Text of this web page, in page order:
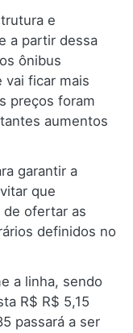
e
a partir dessa
ônibus
vai ficar mais
preços foram
aumentos
garantir a
que
ofertar as
definidos no
a linha, sendo
R$ R$ 5,15
passará a ser